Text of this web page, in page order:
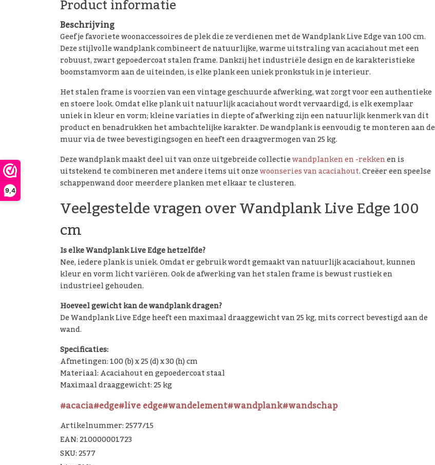
9,4
Product informatie
Beschrijving
Geef je favoriete woonaccessoires de plek die ze verdienen met de Wandplank Live Edge van 100 cm.
Deze stijlvolle wandplank combineert de natuurlijke, warme uitstraling van acaciahout met een
robuust, zwart gepoedercoat stalen frame. Dankzij het industriële design en de karakteristieke
boomstamvorm aan de uiteinden, is elke plank een uniek pronkstuk in je interieur.
Het stalen frame is voorzien van een vintage geschuurde afwerking, wat zorgt voor een authentieke
en stoere look. Omdat elke plank uit natuurlijk acaciahout wordt vervaardigd, is elk exemplaar
uniek in kleur en vorm; kleine variaties in diepte of afwerking zijn een natuurlijk kenmerk van dit
product en benadrukken het ambachtelijke karakter. De wandplank is eenvoudig te monteren aan de
muur via de twee bevestigingsogen en heeft een draagvermogen van 25 kg.
Deze wandplank maakt deel uit van onze uitgebreide collectiewandplanken en -rekkenen is
uitstekend te combineren met andere items uit onzewoonseries van acaciahout. Creëer een speelse
schappenwand door meerdere planken met elkaar te clusteren.
Veelgestelde vragen over Wandplank Live Edge 100
cm
Is elke Wandplank Live Edge hetzelfde?
Nee, iedere plank is uniek. Omdat er gebruik wordt gemaakt van natuurlijk acaciahout, kunnen
kleur en vorm licht variëren. Ook de afwerking van het stalen frame is bewust rustiek en
industrieel gehouden.
Hoeveel gewicht kan de wandplank dragen?
De Wandplank Live Edge heeft een maximaal draaggewicht van 25 kg, mits correct bevestigd aan de
wand.
Specificaties:
Afmetingen: 100 (b) x 25 (d) x 30 (h) cm
Materiaal: Acaciahout en gepoedercoat staal
Maximaal draaggewicht: 25 kg
#acacia#edge#live edge#wandelement#wandplank#wandschap
Artikelnummer: 2577/15
EAN: 210000001723
SKU: 2577